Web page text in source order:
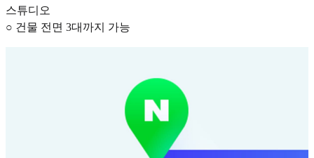
스튜디오
○ 건물 전면 3대까지 가능